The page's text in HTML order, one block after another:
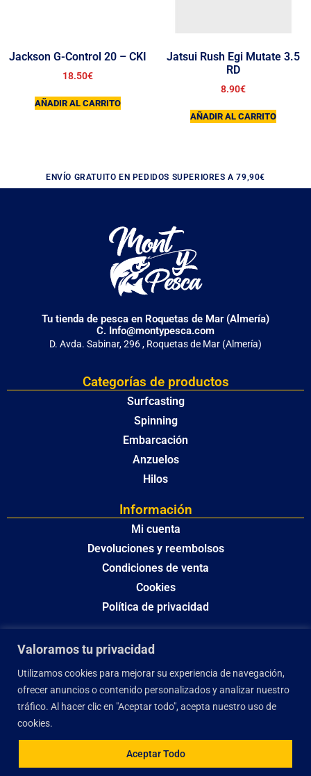
Valoramos tu privacidad
Utilizamos cookies para mejorar su experiencia de navegación,
ofrecer anuncios o contenido personalizados y analizar nuestro
tráfico. Al hacer clic en "Aceptar todo", acepta nuestro uso de
cookies.
Aceptar Todo
Jackson G-Control 20 – CKI
18.50€
AÑADIR AL CARRITO
Jatsui Rush Egi Mutate 3.5
RD
8.90€
AÑADIR AL CARRITO
ENVÍO GRATUITO EN PEDIDOS SUPERIORES A 79,90€
Tu tienda de pesca en Roquetas de Mar (Almería)
C. Info@montypesca.com
D. Avda. Sabinar, 296 , Roquetas de Mar (Almería)
Categorías de productos
Surfcasting
Spinning
Embarcación
Anzuelos
Hilos
Información
Mi cuenta
Devoluciones y reembolsos
Condiciones de venta
Cookies
Política de privacidad